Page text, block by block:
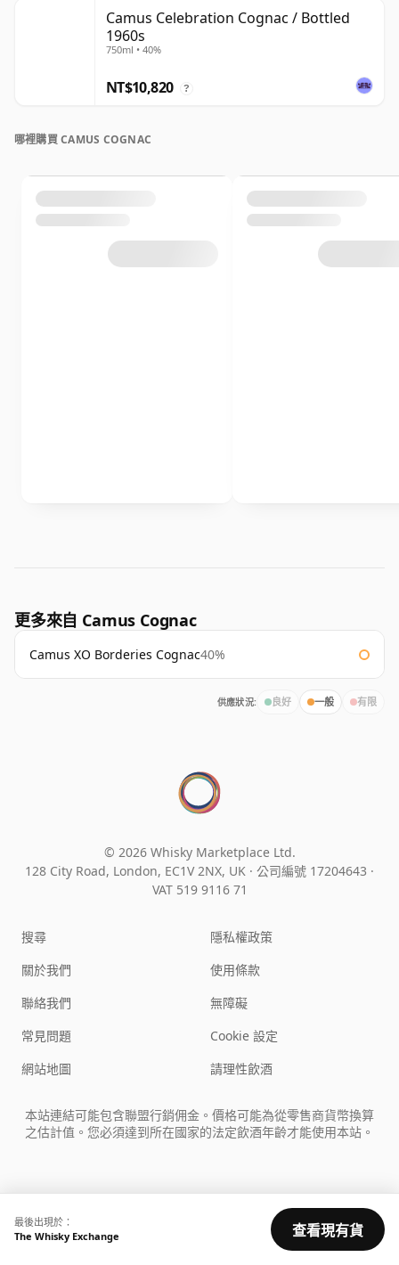
Camus Celebration Cognac / Bottled
1960s
750ml • 40%
NT$10,820 ?
哪裡購買 CAMUS COGNAC
更多來自 Camus Cognac
Camus XO Borderies Cognac40%
供應狀況: 良好 一般 有限
最後出現於：
The Whisky Exchange
查看現有貨
© 2026 Whisky Marketplace Ltd.
128 City Road, London, EC1V 2NX, UK · 公司編號 17204643 ·
VAT 519 9116 71
搜尋
關於我們
聯絡我們
常見問題
網站地圖
隱私權政策
使用條款
無障礙
Cookie 設定
請理性飲酒
本站連結可能包含聯盟行銷佣金。價格可能為從零售商貨幣換算
之估計值。您必須達到所在國家的法定飲酒年齡才能使用本站。